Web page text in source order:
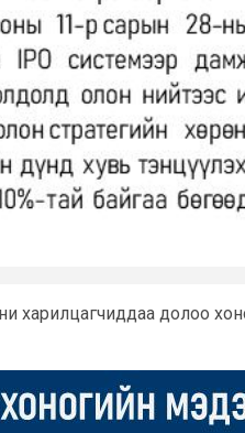
харилцагчиддаа долоо